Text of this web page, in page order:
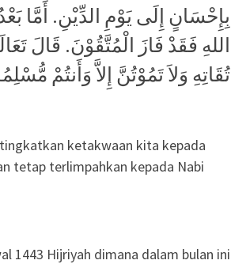
بِإِحْسَانٍ إِلَى يَوْمِ الدِّيْنِ. أَمَّا
اللهِ فَقَدْ فَازَ الْمُتَّقُوْنَ. قَالَ
تُقَاتِهِ وَلاَ تَمُوْتُنَّ إِلاَّ وَأَنتُمْ
ketakwaan kita kepada
tetap terlimpahkan kepada Nabi
1443 Hijriyah dimana dalam bulan ini